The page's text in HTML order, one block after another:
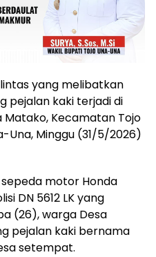
yang melibatkan
pejalan kaki terjadi di
Matako, Kecamatan Tojo
Una, Minggu (31/5/2026)
motor Honda
DN 5612 LK yang
(26), warga Desa
pejalan kaki bernama
setempat.